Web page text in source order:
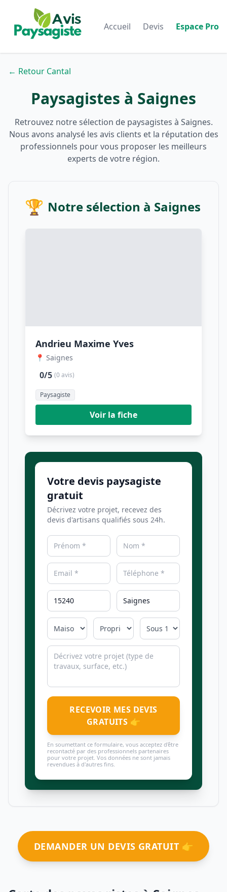
Accueil Devis Espace Pro
← Retour Cantal
Paysagistes à Saignes
Retrouvez notre sélection de paysagistes à Saignes.
Nous avons analysé les avis clients et la réputation des
professionnels pour vous proposer les meilleurs
experts de votre région.
🏆 Notre sélection à Saignes
Andrieu Maxime Yves
📍 Saignes
0/5 (0 avis)
Paysagiste
Voir la fiche
Votre devis paysagiste
gratuit
Décrivez votre projet, recevez des
devis d'artisans qualifiés sous 24h.
RECEVOIR MES DEVIS
GRATUITS 👉
En soumettant ce formulaire, vous acceptez d'être
recontacté par des professionnels partenaires
pour votre projet. Vos données ne sont jamais
revendues à d'autres fins.
DEMANDER UN DEVIS GRATUIT 👉